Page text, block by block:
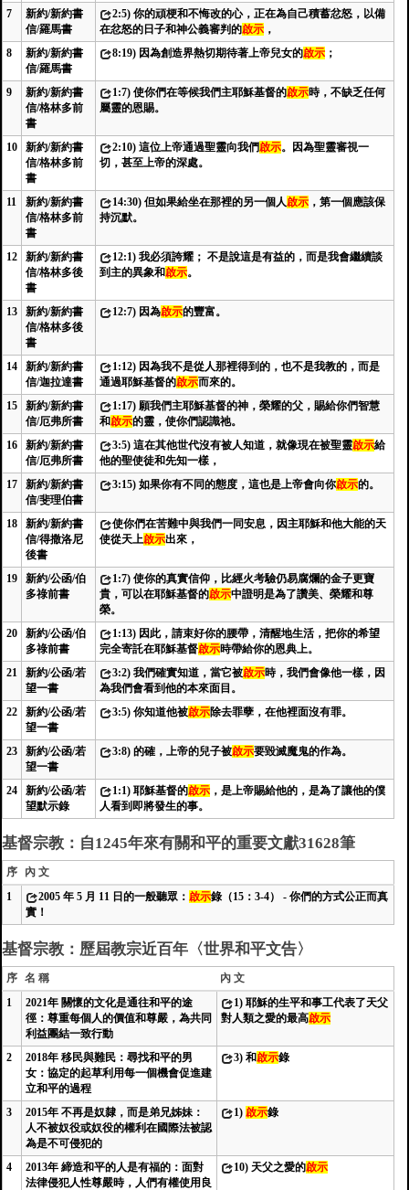
7
新約/新約書
信/羅馬書
2:5) 你的頑梗和不悔改的心，正在為自己積蓄忿怒，以備
在忿怒的日子和神公義審判的啟示 ，
8
新約/新約書
信/羅馬書
8:19) 因為創造界熱切期待著上帝兒女的啟示 ；
9
新約/新約書
信/格林多前
書
1:7) 使你們在等候我們主耶穌基督的啟示時，不缺乏任何
屬靈的恩賜。
10
新約/新約書
信/格林多前
書
2:10) 這位上帝通過聖靈向我們啟示。因為聖靈審視一
切，甚至上帝的深處。
11
新約/新約書
信/格林多前
書
14:30) 但如果給坐在那裡的另一個人啟示 ，第一個應該保
持沉默。
12
新約/新約書
信/格林多後
書
12:1) 我必須誇耀； 不是說這是有益的，而是我會繼續談
到主的異象和啟示。
13
新約/新約書
信/格林多後
書
12:7) 因為啟示的豐富。
14
新約/新約書
信/迦拉達書
1:12) 因為我不是從人那裡得到的，也不是我教的，而是
通過耶穌基督的啟示而來的。
15
新約/新約書
信/厄弗所書
1:17) 願我們主耶穌基督的神，榮耀的父，賜給你們智慧
和啟示的靈，使你們認識祂。
16
新約/新約書
信/厄弗所書
3:5) 這在其他世代沒有被人知道，就像現在被聖靈啟示給
他的聖使徒和先知一樣，
17
新約/新約書
信/斐理伯書
3:15) 如果你有不同的態度，這也是上帝會向你啟示的。
18
新約/新約書
信/得撒洛尼
後書
使你們在苦難中與我們一同安息，因主耶穌和他大能的天
使從天上啟示出來，
19
新約/公函/伯
多祿前書
1:7) 使你的真實信仰，比經火考驗仍易腐爛的金子更寶
貴，可以在耶穌基督的啟示中證明是為了讚美、榮耀和尊
榮。
20
新約/公函/伯
多祿前書
1:13) 因此，請束好你的腰帶，清醒地生活，把你的希望
完全寄託在耶穌基督啟示時帶給你的恩典上。
21
新約/公函/若
望一書
3:2) 我們確實知道，當它被啟示時，我們會像他一樣，因
為我們會看到他的本來面目。
22
新約/公函/若
望一書
3:5) 你知道他被啟示除去罪孽，在他裡面沒有罪。
23
新約/公函/若
望一書
3:8) 的確，上帝的兒子被啟示要毀滅魔鬼的作為。
24
新約/公函/若
望默示錄
1:1) 耶穌基督的啟示 ，是上帝賜給他的，是為了讓他的僕
人看到即將發生的事。
基督宗教：自1245年來有關和平的重要文獻31628筆
序
內 文
1
2005 年 5 月 11 日的一般聽眾： 啟示錄（15：3-4） - 你們的方式公正而真
實！
基督宗教：歷屆教宗近百年〈世界和平文告〉
序 名 稱
內 文
1
2021年 關懷的文化是通往和平的途
徑：尊重每個人的價值和尊嚴，為共同
利益團結一致行動
1) 耶穌的生平和事工代表了天父
對人類之愛的最高啟示
2
2018年 移民與難民：尋找和平的男
女：協定的起草利用每一個機會促進建
立和平的過程
3) 和啟示錄
3
2015年 不再是奴隸，而是弟兄姊妹：
人不被奴役或奴役的權利在國際法被認
為是不可侵犯的
1) 啟示錄
4
2013年 締造和平的人是有福的：面對
法律侵犯人性尊嚴時，人們有權使用良
10) 天父之愛的啟示